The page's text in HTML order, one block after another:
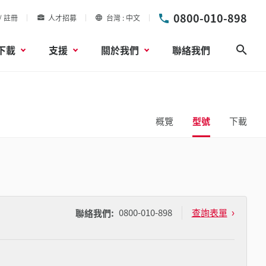
註冊 人才招募 台灣 中文 0800-010-898
載 支援 關於我們 聯絡我們
概覽 型號 下載
聯絡我們: 0800-010-898 查詢表單